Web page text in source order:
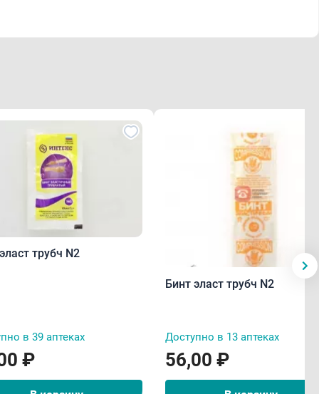
трубч N2
в 39 аптеках
₽
Бинт эласт трубч N2
Доступно в 13 аптеках
56,00 ₽